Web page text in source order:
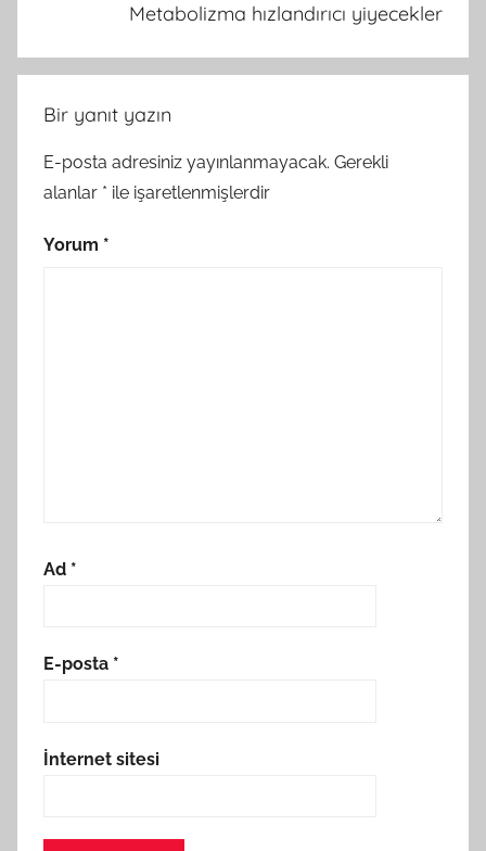
Metabolizma hızlandırıcı yiyecekler
Bir yanıt yazın
E-posta adresiniz yayınlanmayacak. Gerekli
alanlar * ile işaretlenmişlerdir
Yorum *
Ad *
E-posta *
İnternet sitesi